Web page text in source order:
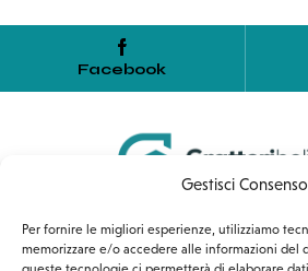
Gestisci Consenso
Per fornire le migliori esperienze, utilizziamo
memorizzare e/o accedere alle informazioni del
Facebook
Home Servizi